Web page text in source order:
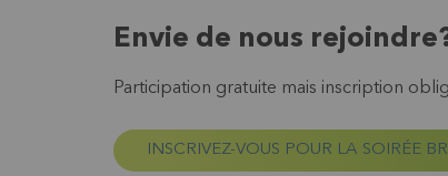
Envie de nous
Participation gratuite mais inscription
INSCRIVEZ-VOUS POUR LA SOIRÉE